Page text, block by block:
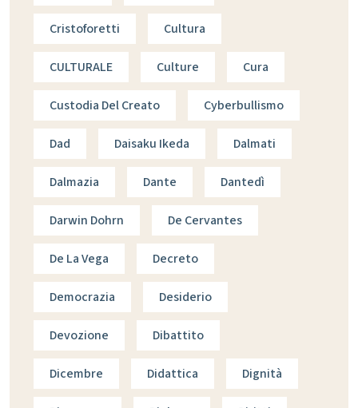
Cristoforetti Cultura
CULTURALE Culture Cura
Custodia Del Creato Cyberbullismo
Dad Daisaku Ikeda Dalmati
Dalmazia Dante Dantedì
Darwin Dohrn De Cervantes
De La Vega Decreto
Democrazia Desiderio
Devozione Dibattito
Dicembre Didattica Dignità